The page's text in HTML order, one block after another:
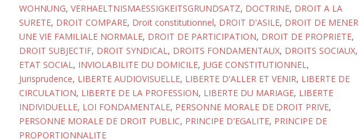
WOHNUNG, VERHAELTNISMAESSIGKEITSGRUNDSATZ, DOCTRINE, DROIT A LA
SURETE, DROIT COMPARE, Droit constitutionnel, DROIT D'ASILE, DROIT DE MENER
UNE VIE FAMILIALE NORMALE, DROIT DE PARTICIPATION, DROIT DE PROPRIETE,
DROIT SUBJECTIF, DROIT SYNDICAL, DROITS FONDAMENTAUX, DROITS SOCIAUX,
ETAT SOCIAL, INVIOLABILITE DU DOMICILE, JUGE CONSTITUTIONNEL,
Jurisprudence, LIBERTE AUDIOVISUELLE, LIBERTE D'ALLER ET VENIR, LIBERTE DE
CIRCULATION, LIBERTE DE LA PROFESSION, LIBERTE DU MARIAGE, LIBERTE
INDIVIDUELLE, LOI FONDAMENTALE, PERSONNE MORALE DE DROIT PRIVE,
PERSONNE MORALE DE DROIT PUBLIC, PRINCIPE D'EGALITE, PRINCIPE DE
PROPORTIONNALITE